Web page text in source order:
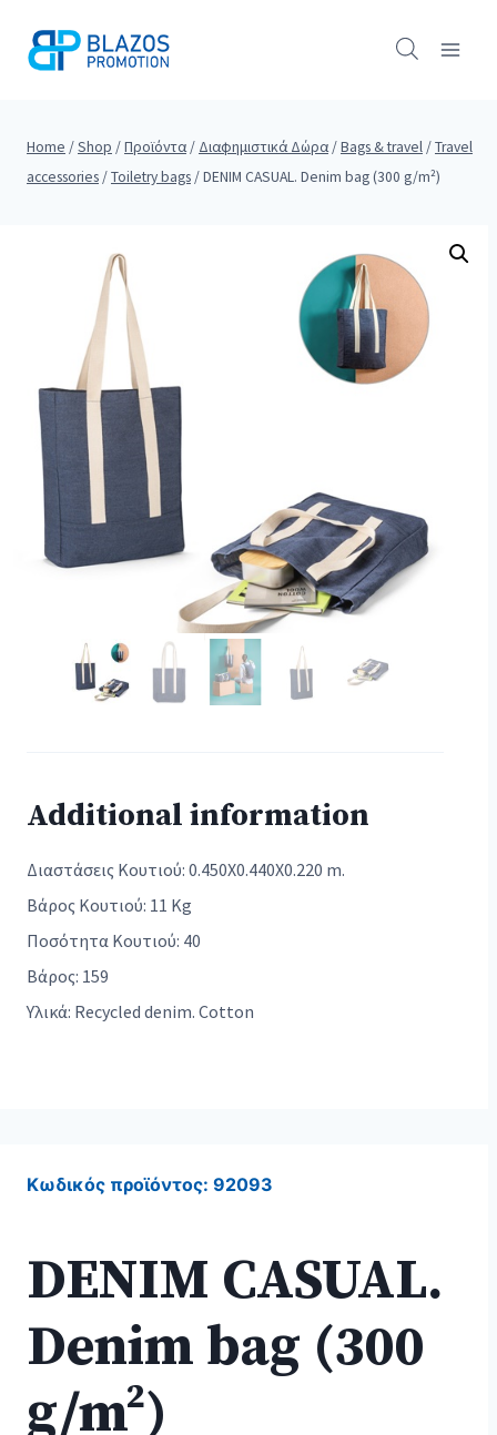
Home /Shop /Προϊόντα / Διαφημιστικά Δώρα /Bags & travel /Travel
accessories /Toiletry bags /DENIM CASUAL. Denim bag (300 g/m²)
Additional information
Διαστάσεις Κουτιού: 0.450X0.440X0.220 m.
Βάρος Κουτιού: 11 Kg
Ποσότητα Κουτιού: 40
Βάρος: 159
Υλικά: Recycled denim. Cotton
Κωδικός προϊόντος: 92093
DENIM CASUAL.
Denim bag (300
g/m²)